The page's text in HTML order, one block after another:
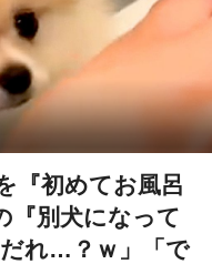
『初めてお風呂
『別犬になって
れ…？ｗ」「で